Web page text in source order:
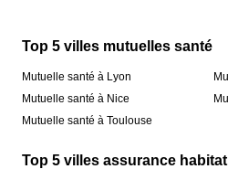
Top 5 villes mutuelles santé
Mutuelle santé à Lyon
Mutuelle santé à Nice
Mutuelle santé à Toulouse
Top 5 villes assurance